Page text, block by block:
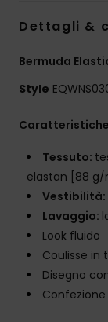
Dettagli &
Bermuda
Style
Caratteristiche
Tessuto:
elastan [88 g/
Vestibilità:
Lavaggio:
Look fluido
Coulisse in
Disegno